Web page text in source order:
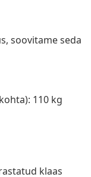
soovitame seda
110 kg
klaas